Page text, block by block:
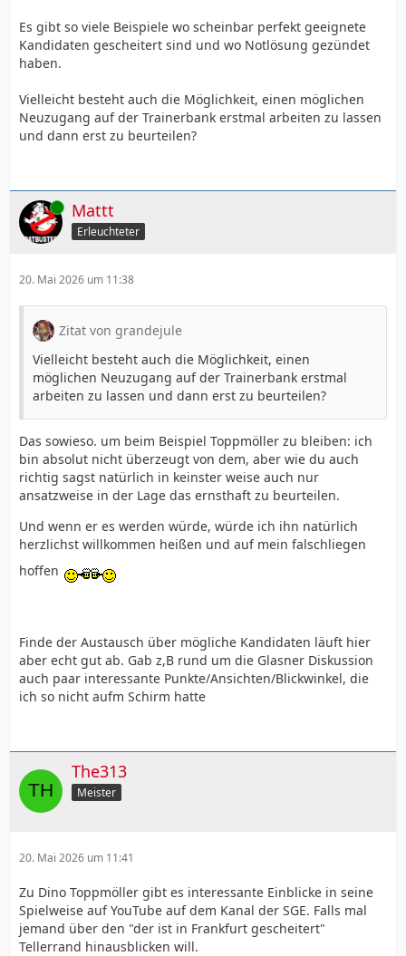
Es gibt so viele Beispiele wo scheinbar perfekt geeignete
Kandidaten gescheitert sind und wo Notlösung gezündet
haben.
Vielleicht besteht auch die Möglichkeit, einen möglichen
Neuzugang auf der Trainerbank erstmal arbeiten zu lassen
und dann erst zu beurteilen?
Online Mattt
Erleuchteter
20. Mai 2026 um 11:38
Zitat von grandejule
Vielleicht besteht auch die Möglichkeit, einen
möglichen Neuzugang auf der Trainerbank erstmal
arbeiten zu lassen und dann erst zu beurteilen?
Das sowieso. um beim Beispiel Toppmöller zu bleiben: ich
bin absolut nicht überzeugt von dem, aber wie du auch
richtig sagst natürlich in keinster weise auch nur
ansatzweise in der Lage das ernsthaft zu beurteilen.
Und wenn er es werden würde, würde ich ihn natürlich
herzlichst willkommen heißen und auf mein falschliegen
hoffen
Finde der Austausch über mögliche Kandidaten läuft hier
aber echt gut ab. Gab z,B rund um die Glasner Diskussion
auch paar interessante Punkte/Ansichten/Blickwinkel, die
ich so nicht aufm Schirm hatte
The313
Meister
20. Mai 2026 um 11:41
Zu Dino Toppmöller gibt es interessante Einblicke in seine
Spielweise auf YouTube auf dem Kanal der SGE. Falls mal
jemand über den "der ist in Frankfurt gescheitert"
Tellerrand hinausblicken will.